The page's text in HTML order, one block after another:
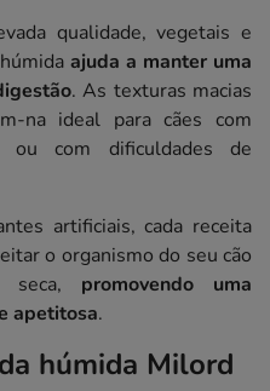
qualidade, vegetais e
ajuda a manter uma
. As texturas macias
na ideal para cães com
ou com dificuldades de
artificiais, cada receita
o organismo do seu cão
seca, promovendo uma
apetitosa.
húmida Milord